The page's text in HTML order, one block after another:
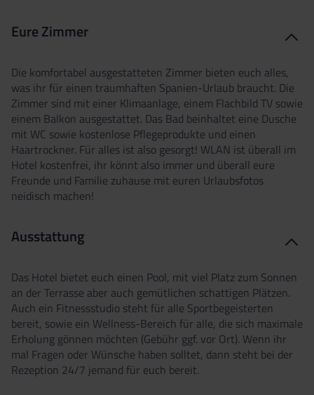
Eure Zimmer
Die komfortabel ausgestatteten Zimmer bieten euch alles,
was ihr für einen traumhaften Spanien-Urlaub braucht. Die
Zimmer sind mit einer Klimaanlage, einem Flachbild TV sowie
einem Balkon ausgestattet. Das Bad beinhaltet eine Dusche
mit WC sowie kostenlose Pflegeprodukte und einen
Haartrockner. Für alles ist also gesorgt! WLAN ist überall im
Hotel kostenfrei, ihr könnt also immer und überall eure
Freunde und Familie zuhause mit euren Urlaubsfotos
neidisch machen!
Ausstattung
Das Hotel bietet euch einen Pool, mit viel Platz zum Sonnen
an der Terrasse aber auch gemütlichen schattigen Plätzen.
Auch ein Fitnessstudio steht für alle Sportbegeisterten
bereit, sowie ein Wellness-Bereich für alle, die sich maximale
Erholung gönnen möchten (Gebühr ggf. vor Ort). Wenn ihr
mal Fragen oder Wünsche haben solltet, dann steht bei der
Rezeption 24/7 jemand für euch bereit.